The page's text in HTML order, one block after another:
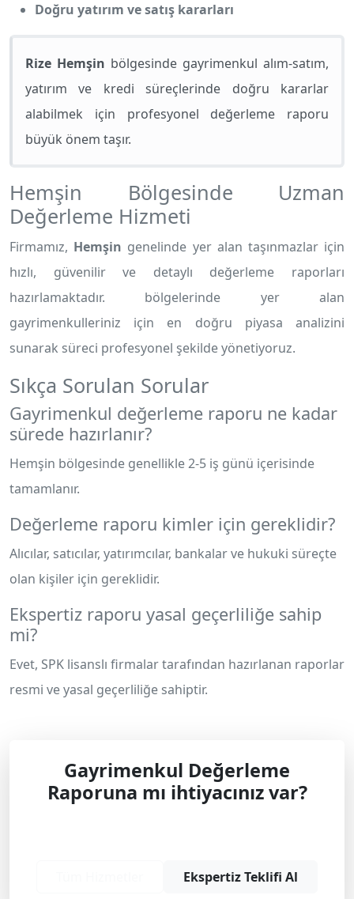
Doğru yatırım ve satış kararları
Rize Hemşin bölgesinde gayrimenkul alım-satım,
yatırım ve kredi süreçlerinde doğru kararlar
alabilmek için profesyonel değerleme raporu
büyük önem taşır.
Hemşin Bölgesinde Uzman
Değerleme Hizmeti
Firmamız, Hemşin genelinde yer alan taşınmazlar için
hızlı, güvenilir ve detaylı değerleme raporları
hazırlamaktadır. bölgelerinde yer alan
gayrimenkulleriniz için en doğru piyasa analizini
sunarak süreci profesyonel şekilde yönetiyoruz.
Sıkça Sorulan Sorular
Gayrimenkul değerleme raporu ne kadar
sürede hazırlanır?
Hemşin bölgesinde genellikle 2-5 iş günü içerisinde
tamamlanır.
Değerleme raporu kimler için gereklidir?
Alıcılar, satıcılar, yatırımcılar, bankalar ve hukuki süreçte
olan kişiler için gereklidir.
Ekspertiz raporu yasal geçerliliğe sahip
mi?
Evet, SPK lisanslı firmalar tarafından hazırlanan raporlar
resmi ve yasal geçerliliğe sahiptir.
Gayrimenkul Değerleme
Raporuna mı ihtiyacınız var?
Ekspertiz Teklifi Al